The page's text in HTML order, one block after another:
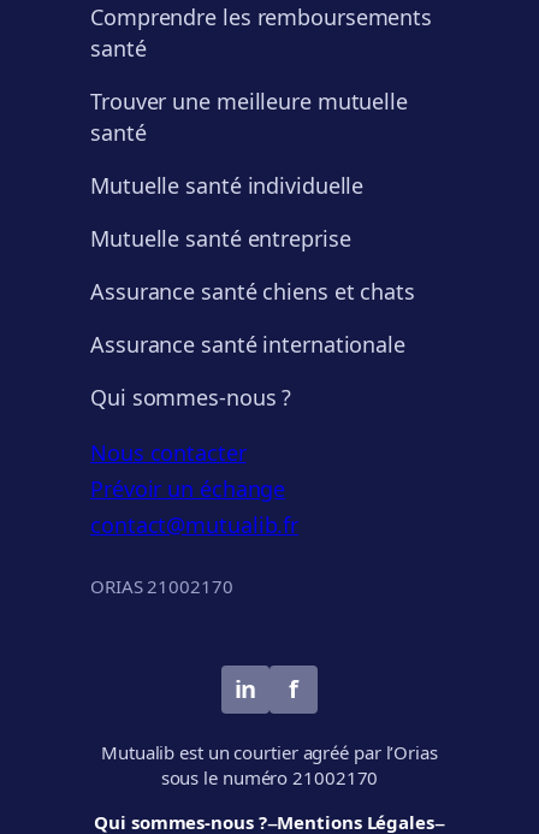
Comprendre les remboursements
santé
Trouver une meilleure mutuelle
santé
Mutuelle santé individuelle
Mutuelle santé entreprise
Assurance santé chiens et chats
Assurance santé internationale
Qui sommes-nous ?
Nous contacter
Prévoir un échange
contact@mutualib.fr
ORIAS 21002170
in f
Mutualib est un courtier agréé par l’Orias
sous le numéro 21002170
Qui sommes-nous ?–Mentions Légales–